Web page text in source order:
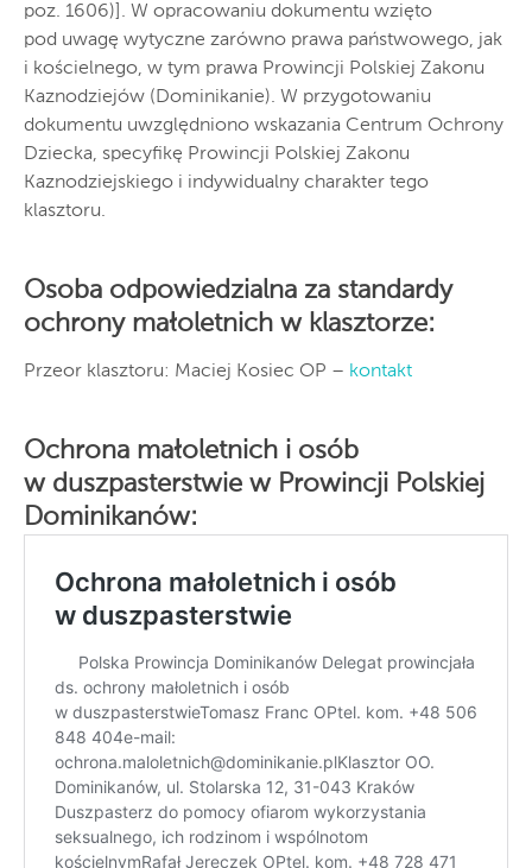
poz. 1606)]. W opracowaniu dokumentu wzięto
pod uwagę wytyczne zarówno prawa państwowego, jak
i kościelnego, w tym prawa Prowincji Polskiej Zakonu
Kaznodziejów (Dominikanie). W przygotowaniu
dokumentu uwzględniono wskazania Centrum Ochrony
Dziecka, specyfikę Prowincji Polskiej Zakonu
Kaznodziejskiego i indywidualny charakter tego
klasztoru.
Osoba odpowiedzialna za standardy
ochrony małoletnich w klasztorze:
Przeor klasztoru: Maciej Kosiec OP – kontakt
Ochrona małoletnich i osób
w duszpasterstwie w Prowincji Polskiej
Dominikanów: